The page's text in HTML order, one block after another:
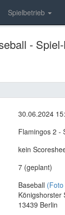
Spielbetrieb
-
30.06.2024
Flamingos 2 -
kein
7 (geplant)
Baseball
Königshorster
13439 Berlin